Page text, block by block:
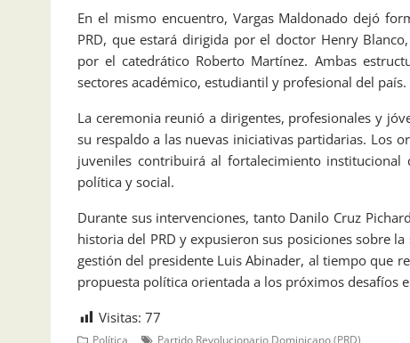
En el mismo encuentro, Vargas Maldonado dejó
PRD, que estará dirigida por el doctor Henry
por el catedrático Roberto Martínez. Ambas
sectores académico, estudiantil y profesional del país.
La ceremonia reunió a dirigentes, profesionales y
su respaldo a las nuevas iniciativas partidarias. Los
juveniles contribuirá al fortalecimiento
política y social.
Durante sus intervenciones, tanto Danilo Cruz
historia del PRD y expusieron sus posiciones sobre
gestión del presidente Luis Abinader, al tiempo que
propuesta política orientada a los próximos desafíos
Visitas: 77